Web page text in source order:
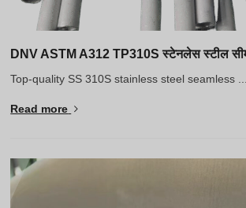
DNV ASTM A312 TP310S स्टेनलेस स्टील
Top-quality SS 310S stainless steel seamless ...
Read more